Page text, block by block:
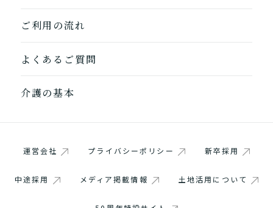
ご利用の流れ
よくあるご質問
介護の基本
運営会社 プライバシーポリシー 新卒採用
中途採用 メディア掲載情報 土地活用について